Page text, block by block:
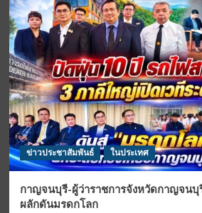
ข่าวประชาสัมพันธ์ ในประเทศ
กาญจนบุรี-ผู้ว่าราชการจังหวัดกาญจนบุ
ผลักดันมรดกโลก